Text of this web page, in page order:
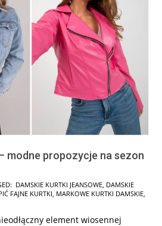
modne propozycje na sezon
DAMSKIE KURTKI JEANSOWE, DAMSKIE
FAJNE KURTKI, MARKOWE KURTKI DAMSKIE,
element wiosennej